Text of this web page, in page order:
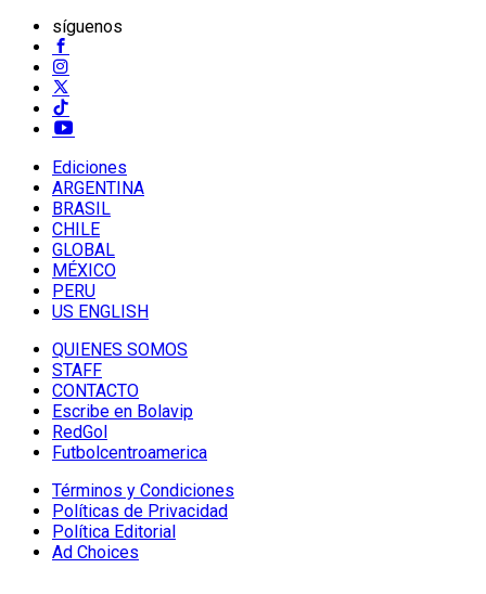
síguenos
Ediciones
ARGENTINA
BRASIL
CHILE
GLOBAL
MÉXICO
PERU
US ENGLISH
QUIENES SOMOS
STAFF
CONTACTO
Escribe en Bolavip
RedGol
Futbolcentroamerica
Términos y Condiciones
Políticas de Privacidad
Política Editorial
Ad Choices